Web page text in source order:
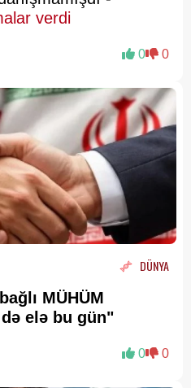
verdi
0 0
DÜNYA
MÜHÜM
elə bu gün"
0 0